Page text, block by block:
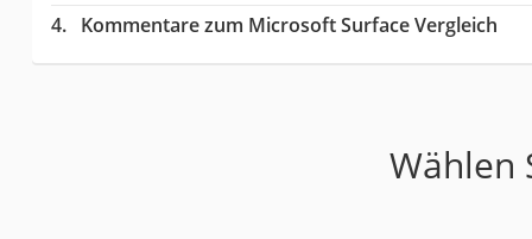
Kommentare zum Microsoft Surface Vergleich
Wählen